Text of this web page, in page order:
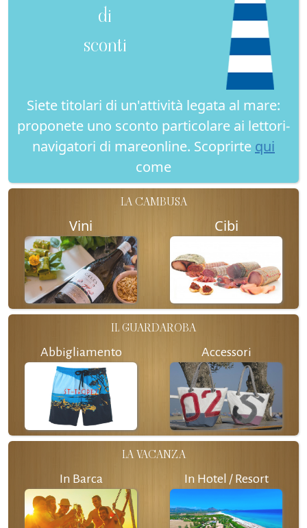
di
sconti
Siete titolari di un'attività legata al mare:
proponete uno sconto particolare ai lettori-
navigatori di mareonline. Scoprirte qui
come
LA CAMBUSA
Vini Cibi
IL GUARDAROBA
Abbigliamento Accessori
LA VACANZA
In Barca In Hotel / Resort